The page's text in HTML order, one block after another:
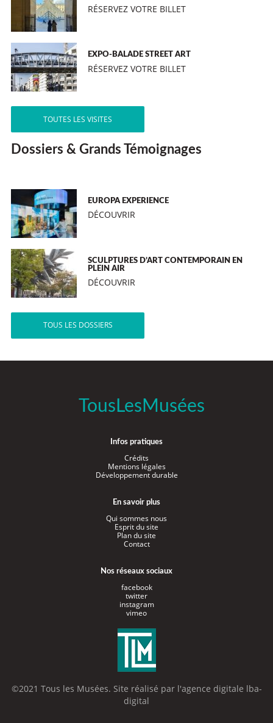
RÉSERVEZ VOTRE BILLET
EXPO-BALADE STREET ART
RÉSERVEZ VOTRE BILLET
TOUTES LES VISITES
Dossiers & Grands Témoignages
EUROPA EXPERIENCE
DÉCOUVRIR
SCULPTURES D’ART CONTEMPORAIN EN
PLEIN AIR
DÉCOUVRIR
TOUS LES DOSSIERS
TousLesMusées
Infos pratiques
Crédits
Mentions légales
Développement durable
En savoir plus
Qui sommes nous
Esprit du site
Plan du site
Contact
Nos réseaux sociaux
facebook
twitter
instagram
vimeo
©2021 Tous les Musées. Site réalisé par l'agence digitale lba-
digital